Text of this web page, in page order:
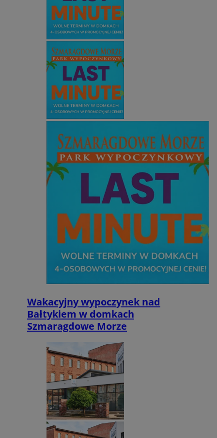
Wakacyjny wypoczynek nad
Bałtykiem w domkach
Szmaragdowe Morze